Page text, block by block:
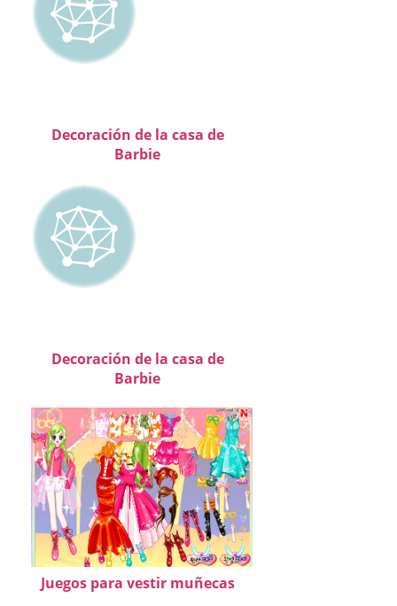
Decoración de la casa de
Barbie
Decoración de la casa de
Barbie
Juegos para vestir muñecas